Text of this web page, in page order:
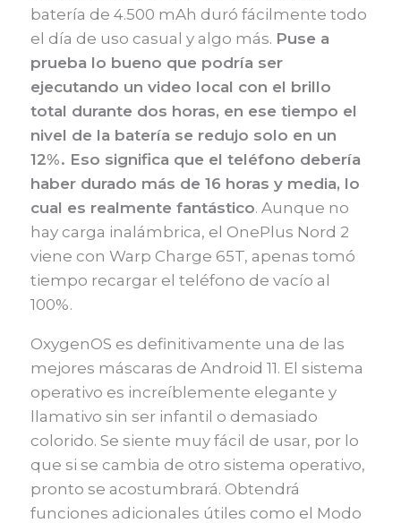
batería de 4.500 mAh duró fácilmente todo
el día de uso casual y algo más. Puse a
prueba lo bueno que podría ser
ejecutando un video local con el brillo
total durante dos horas, en ese tiempo el
nivel de la batería se redujo solo en un
12%. Eso significa que el teléfono debería
haber durado más de 16 horas y media, lo
cual es realmente fantástico. Aunque no
hay carga inalámbrica, el OnePlus Nord 2
viene con Warp Charge 65T, apenas tomó
tiempo recargar el teléfono de vacío al
100%.
OxygenOS es definitivamente una de las
mejores máscaras de Android 11. El sistema
operativo es increíblemente elegante y
llamativo sin ser infantil o demasiado
colorido. Se siente muy fácil de usar, por lo
que si se cambia de otro sistema operativo,
pronto se acostumbrará. Obtendrá
funciones adicionales útiles como el Modo